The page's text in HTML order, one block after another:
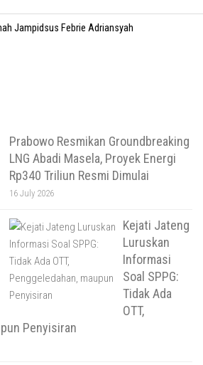
Jampidsus Febrie Adriansyah
Prabowo Resmikan Groundbreaking
LNG Abadi Masela, Proyek Energi
Rp340 Triliun Resmi Dimulai
16 July 2026
Kejati Jateng
Luruskan
Informasi
Soal SPPG:
Tidak Ada
OTT,
Penyisiran